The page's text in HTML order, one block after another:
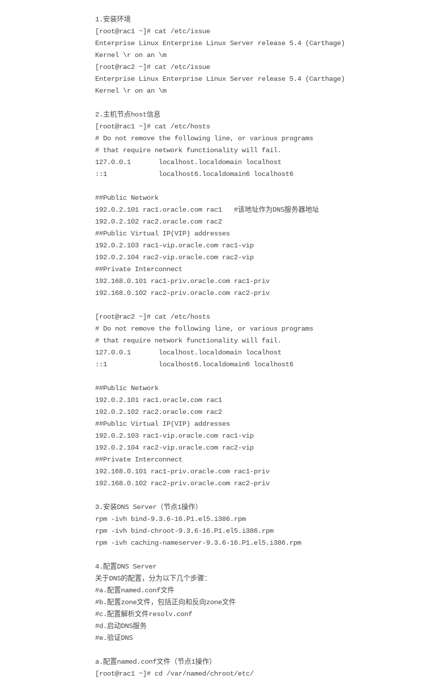
1.安装环境
[root@rac1 ~]# cat /etc/issue
Enterprise Linux Enterprise Linux Server release 5.4 (Carthage)
Kernel \r on an \m
[root@rac2 ~]# cat /etc/issue
Enterprise Linux Enterprise Linux Server release 5.4 (Carthage)
Kernel \r on an \m
2.主机节点host信息
[root@rac1 ~]# cat /etc/hosts
# Do not remove the following line, or various programs
# that require network functionality will fail.
127.0.0.1 localhost.localdomain localhost
::1 localhost6.localdomain6 localhost6
##Public Network
192.0.2.101 rac1.oracle.com rac1 #该地址作为DNS服务器地址
192.0.2.102 rac2.oracle.com rac2
##Public Virtual IP(VIP) addresses
192.0.2.103 rac1-vip.oracle.com rac1-vip
192.0.2.104 rac2-vip.oracle.com rac2-vip
##Private Interconnect
192.168.0.101 rac1-priv.oracle.com rac1-priv
192.168.0.102 rac2-priv.oracle.com rac2-priv
[root@rac2 ~]# cat /etc/hosts
# Do not remove the following line, or various programs
# that require network functionality will fail.
127.0.0.1 localhost.localdomain localhost
::1 localhost6.localdomain6 localhost6
##Public Network
192.0.2.101 rac1.oracle.com rac1
192.0.2.102 rac2.oracle.com rac2
##Public Virtual IP(VIP) addresses
192.0.2.103 rac1-vip.oracle.com rac1-vip
192.0.2.104 rac2-vip.oracle.com rac2-vip
##Private Interconnect
192.168.0.101 rac1-priv.oracle.com rac1-priv
192.168.0.102 rac2-priv.oracle.com rac2-priv
3.安装DNS Server（节点1操作）
rpm -ivh bind-9.3.6-16.P1.el5.i386.rpm
rpm -ivh bind-chroot-9.3.6-16.P1.el5.i386.rpm
rpm -ivh caching-nameserver-9.3.6-16.P1.el5.i386.rpm
4.配置DNS Server
关于DNS的配置，分为以下几个步骤：
#a.配置named.conf文件
#b.配置zone文件，包括正向和反向zone文件
#c.配置解析文件resolv.conf
#d.启动DNS服务
#e.验证DNS
a.配置named.conf文件（节点1操作）
[root@rac1 ~]# cd /var/named/chroot/etc/